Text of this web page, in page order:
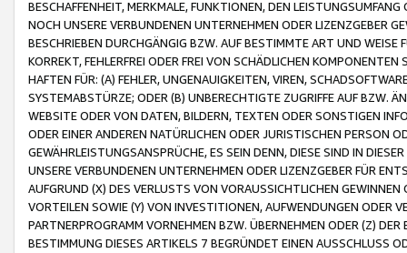
BESCHAFFENHEIT, MERKMALE, FUNKTIONEN, DEN
NOCH UNSERE VERBUNDENEN UNTERNEHMEN ODER LIZENZGEBER
BESCHRIEBEN DURCHGÄNGIG BZW. AUF BESTIMMTE ART UND
KORREKT, FEHLERFREI ODER FREI VON SCHÄDLICHEN
HAFTEN FÜR: (A) FEHLER, UNGENAUIGKEITEN, VIREN,
SYSTEMABSTÜRZE; ODER (B) UNBERECHTIGTE ZUGRIFFE AUF BZW.
WEBSITE ODER VON DATEN, BILDERN, TEXTEN ODER SONSTIGEN
ODER EINER ANDEREN NATÜRLICHEN ODER JURISTISCHEN PERSON
GEWÄHRLEISTUNGSANSPRÜCHE, ES SEIN DENN, DIESE SIND IN
UNSERE VERBUNDENEN UNTERNEHMEN ODER LIZENZGEBER FÜR
AUFGRUND (X) DES VERLUSTS VON VORAUSSICHTLICHEN
VORTEILEN SOWIE (Y) VON INVESTITIONEN, AUFWENDUNGEN ODER
PARTNERPROGRAMM VORNEHMEN BZW. ÜBERNEHMEN ODER (Z)
BESTIMMUNG DIESES ARTIKELS 7 BEGRÜNDET EINEN AUSSCHLUSS